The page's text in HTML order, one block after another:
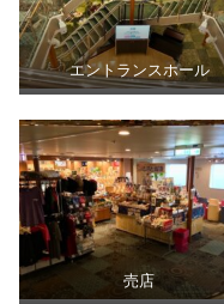
エントランスホール
売店